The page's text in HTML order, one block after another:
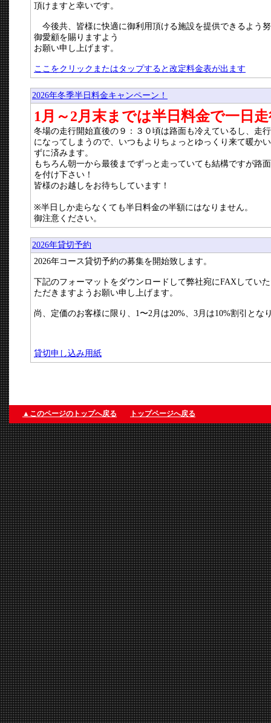
頂けますと幸いです。
今後共、皆様に快適に御利用頂ける施設を提供できるよう
御愛顧を賜りますよう
お願い申し上げます。
ここをクリックまたはタップすると改定料金表が出ます
2026年冬季半日料金キャンペーン！
1月～2月末までは半日料金で一日
冬場の走行開始直後の９：３０頃は路面も冷えているし、走
になってしまうので、いつもよりちょっとゆっくり来て暖か
ずに済みます。
もちろん朝一から最後までずっと走っていても結構ですが路
を付け下さい！
皆様のお越しをお待ちしています！
※半日しか走らなくても半日料金の半額にはなりません。
御注意ください。
2026年貸切予約
2026年コース貸切予約の募集を開始致します。
下記のフォーマットをダウンロードして弊社宛にFAXしてい
ただきますようお願い申し上げます。
尚、定価のお客様に限り、1〜2月は20%、3月は10%割引とな
貸切申し込み用紙
▲このページのトップへ戻る トップページへ戻る